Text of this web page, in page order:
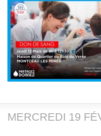
MERCREDI 19